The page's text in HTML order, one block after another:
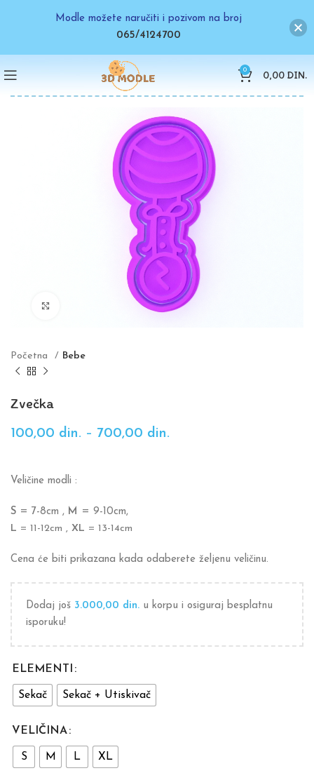
0 0,00 DIN.
Početna Bebe
Zvečka
100,00 din. – 700,00 din.
Veličine modli :
S = 7-8cm , M
= 9-10cm,
L = 11-12cm , XL = 13-14cm
Cena će biti prikazana kada odaberete željenu veličinu.
Dodaj još 3.000,00 din. u korpu i osiguraj besplatnu
isporuku!
ELEMENTI
Sekač Sekač + Utiskivač
VELIČINA
S M L XL
Modle možete naručiti i pozivom na broj
065/4124700